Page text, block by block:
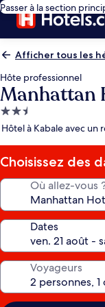
Passer à la section
Afficher tous les
Hôte professionnel
Manhattan
Hébergement
2.5 étoiles
Hôtel à Kabale avec un
Choisissez des
Où allez-vous
Dates
Voyageurs